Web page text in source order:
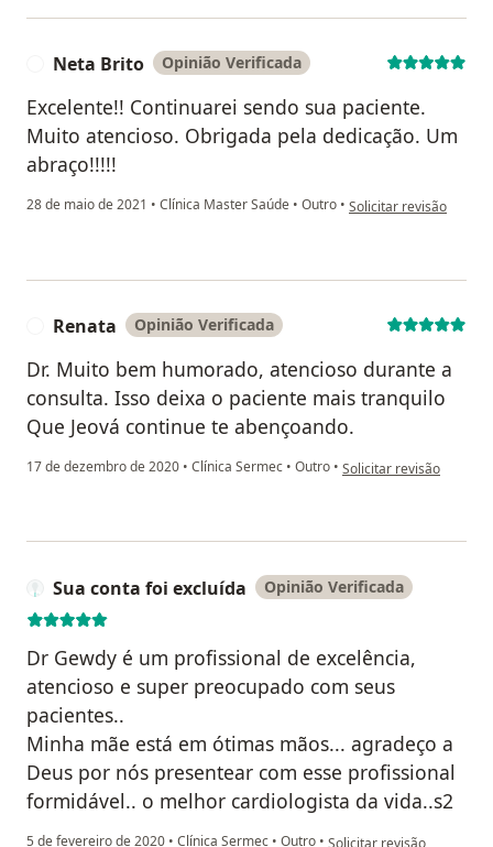
Neta Brito Opinião Verificada
Excelente!! Continuarei sendo sua paciente.
Muito atencioso. Obrigada pela dedicação. Um
abraço!!!!!
28 de maio de 2021 • Clínica Master Saúde • Outro • na opinião do
Solicitar revisão
Renata Opinião Verificada
Dr. Muito bem humorado, atencioso durante a
consulta. Isso deixa o paciente mais tranquilo
Que Jeová continue te abençoando.
17 de dezembro de 2020 • Clínica Sermec • Outro • na opinião do utilizador
Solicitar revisão
Sua conta foi excluída Opinião Verificada
Dr Gewdy é um profissional de excelência,
atencioso e super preocupado com seus
pacientes..
Minha mãe está em ótimas mãos... agradeço a
Deus por nós presentear com esse profissional
formidável.. o melhor cardiologista da vida..s2
5 de fevereiro de 2020 • Clínica Sermec • Outro • na opinião do utilizador
Solicitar revisão